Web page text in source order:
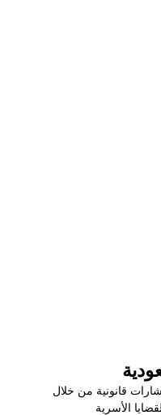
قانونية من خلال
الأسرية